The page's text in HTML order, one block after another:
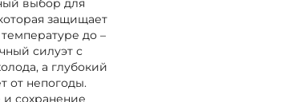
выбор для
защищает
до –
силуэт с
а глубокий
от непогоды.
и сохранение